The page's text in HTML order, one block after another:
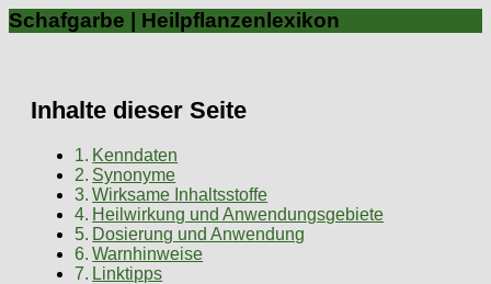
Schafgarbe | Heilpflanzenlexikon
Inhalte dieser Seite
Kenndaten
Synonyme
Wirksame Inhaltsstoffe
Heilwirkung und Anwendungsgebiete
Dosierung und Anwendung
Warnhinweise
Linktipps